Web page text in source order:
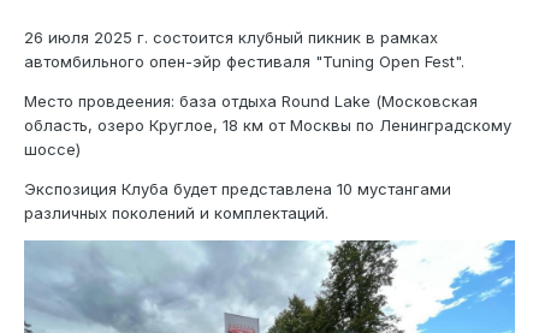
26 июля 2025 г. состоится клубный пикник в рамках
автомбильного опен-эйр фестиваля "Tuning Open Fest".
Место провдеения: база отдыха Round Lake (Московская
область, озеро Круглое, 18 км от Москвы по Ленинградскому
шоссе)
Экспозиция Клуба будет представлена 10 мустангами
различных поколений и комплектаций.